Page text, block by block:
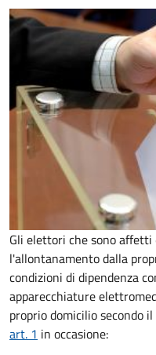
Gli elettori che sono
l'allontanamento dalla
condizioni di dipendenza
apparecchiature
proprio domicilio secondo il
art. 1 in occasione: